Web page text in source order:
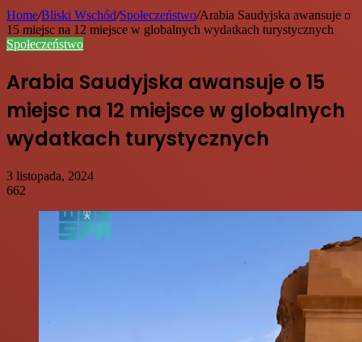
Home/Bliski Wschód/Społeczeństwo/Arabia Saudyjska awansuje o
15 miejsc na 12 miejsce w globalnych wydatkach turystycznych
Społeczeństwo
Arabia Saudyjska awansuje o 15
miejsc na 12 miejsce w globalnych
wydatkach turystycznych
3 listopada, 2024
662